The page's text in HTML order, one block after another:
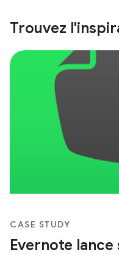
Trouvez
CASE STUDY
Evernote